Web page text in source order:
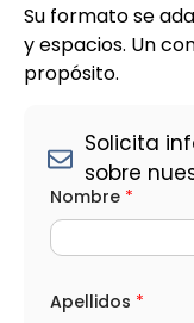
Su formato se
y espacios. Un
propósito.
Solicita
sobre
N
o
b
e
Nombre *
Apellidos *